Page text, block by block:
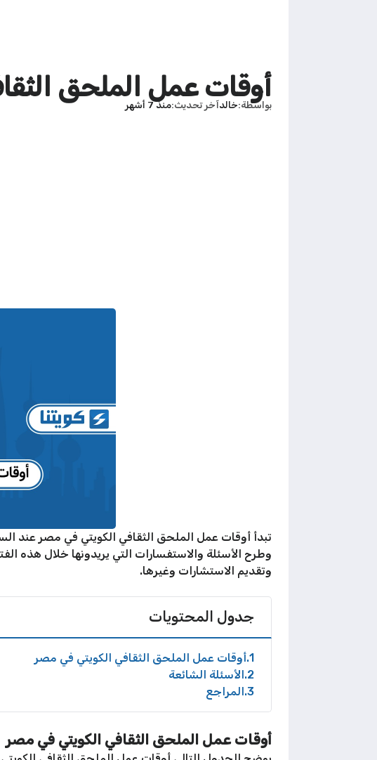
أوقات عمل الملحق
بواسطة خالدآخر تحديث منذ 7 أشهر
وطرح الأسئلة والاستفسارات التي يريدونها خلال هذه
وتقديم الاستشارات وغيرها.
جدول المحتويات
1 أوقات عمل الملحق الثقافي الكويتي في مصر
2 الأسئلة الشائعة
3 المراجع
أوقات عمل الملحق الثقافي الكويتي في مصر